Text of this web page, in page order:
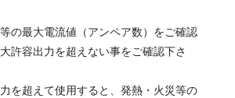
の最大電流値（アンペア数）をご確認
許容出力を超えない事をご確認下さ
を超えて使用すると、発熱・火災等の